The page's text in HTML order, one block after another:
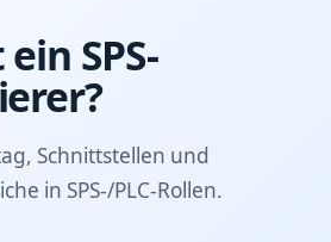
SPS-
Schnittstellen und
in SPS-/PLC-Rollen.